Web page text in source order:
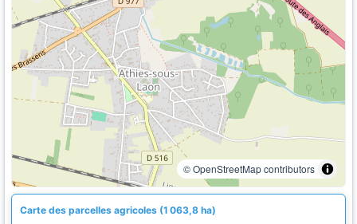
© OpenStreetMap contributors
Carte des parcelles agricoles (1 063,8 ha)